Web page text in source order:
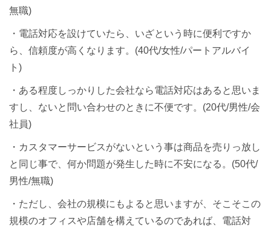
無職)
・電話対応を設けていたら、いざという時に便利ですか
ら、信頼度が高くなります。(40代/女性/パートアルバイ
ト)
・ある程度しっかりした会社なら電話対応はあると思いま
すし、ないと問い合わせのときに不便です。(20代/男性/会
社員)
・カスタマーサービスがないという事は商品を売りっ放し
と同じ事で、何か問題が発生した時に不安になる。(50代/
男性/無職)
・ただし、会社の規模にもよると思いますが、そこそこの
規模のオフィスや店舗を構えているのであれば、電話対